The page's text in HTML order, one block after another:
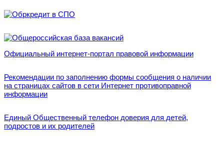
Официальный интернет-портал правовой информации
Рекомендации по заполнению формы сообщения о наличии
на страницах сайтов в сети Интернет противоправной
информации
Единый Общественный телефон доверия для детей,
подростов и их родителей